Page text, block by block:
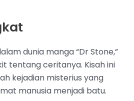
dunia manga “Dr Stone,”
tentang ceritanya. Kisah ini
kejadian misterius yang
manusia menjadi batu.